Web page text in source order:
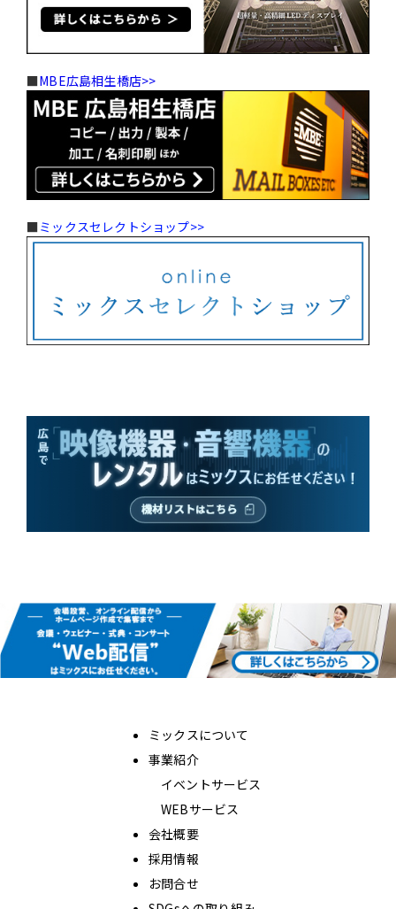
■MBE広島相生橋店>>
■ミックスセレクトショップ>>
ミックスについて
事業紹介
イベントサービス
WEBサービス
会社概要
採用情報
お問合せ